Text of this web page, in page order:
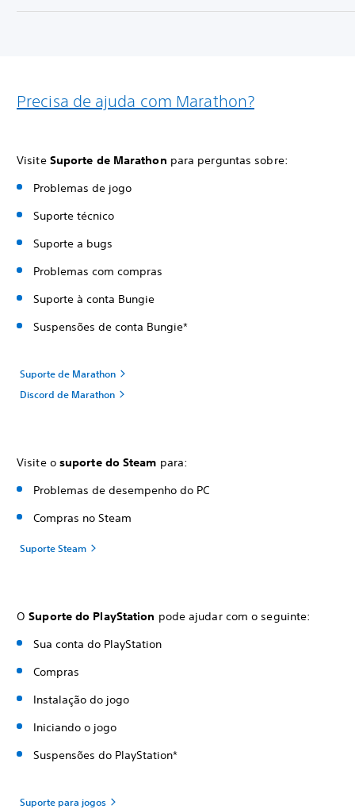
Precisa de ajuda com Marathon?
Visite Suporte de Marathon para perguntas sobre:
Problemas de jogo
Suporte técnico
Suporte a bugs
Problemas com compras
Suporte à conta Bungie
Suspensões de conta Bungie*
Suporte de Marathon
Discord de Marathon
Visite o suporte do Steam para:
Problemas de desempenho do PC
Compras no Steam
Suporte Steam
OSuporte do PlayStation pode ajudar com o seguinte:
Sua conta do PlayStation
Compras
Instalação do jogo
Iniciando o jogo
Suspensões do PlayStation*
Suporte para jogos